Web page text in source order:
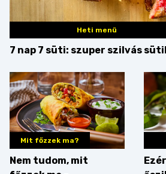
Heti menü
7 nap 7 süti: szuper szilvás
Mit főzzek ma?
Nem tudom, mit